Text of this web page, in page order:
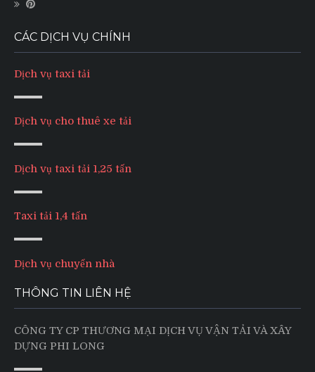
CÁC DỊCH VỤ CHÍNH
Dịch vụ taxi tải
Dịch vụ cho thuê xe tải
Dịch vụ taxi tải 1,25 tấn
Taxi tải 1,4 tấn
Dịch vụ chuyển nhà
THÔNG TIN LIÊN HỆ
CÔNG TY CP THƯƠNG MẠI DỊCH VỤ VẬN TẢI VÀ XÂY
DỰNG PHI LONG